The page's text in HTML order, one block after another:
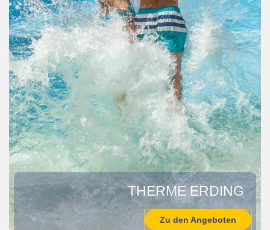
THERME ERDING
Zu den Angeboten